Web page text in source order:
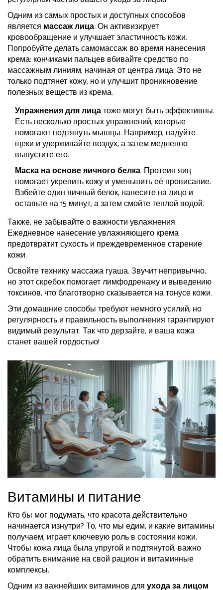
Одним из самых простых и доступных способов
является массаж лица. Он активизирует
кровообращение и улучшает эластичность кожи.
Попробуйте делать самомассаж во время нанесения
крема: кончиками пальцев вбивайте средство по
массажным линиям, начиная от центра лица. Это не
только подтянет кожу, но и улучшит проникновение
полезных веществ из крема.
Упражнения для лицатоже могут быть эффективны.
Есть несколько простых упражнений, которые
помогают подтянуть мышцы. Например, надуйте
щеки и удерживайте воздух, а затем медленно
выпустите его.
Маска на основе яичного белка. Протеин яиц
помогает укрепить кожу и уменьшить её провисание.
Взбейте один яичный белок, нанесите на лицо и
оставьте на 15 минут, а затем смойте теплой водой.
Также, не забывайте о важности увлажнения.
Ежедневное нанесение увлажняющего крема
предотвратит сухость и преждевременное старение
кожи.
Освойте технику массажа гуаша. Звучит непривычно,
но этот скребок помогает лимфодренажу и выведению
токсинов, что благотворно сказывается на тонусе кожи.
Эти домашние способы требуют немного усилий, но
регулярность и правильность выполнения гарантируют
видимый результат. Так что дерзайте, и ваша кожа
станет вашей гордостью!
Витамины и питание
Кто бы мог подумать, что красота действительно
начинается изнутри? То, что мы едим, и какие витамины
получаем, играет ключевую роль в состоянии кожи.
Чтобы кожа лица была упругой и подтянутой, важно
обратить внимание на свой рацион и витаминные
комплексы.
Одним из важнейших витаминов дляухода за лицом